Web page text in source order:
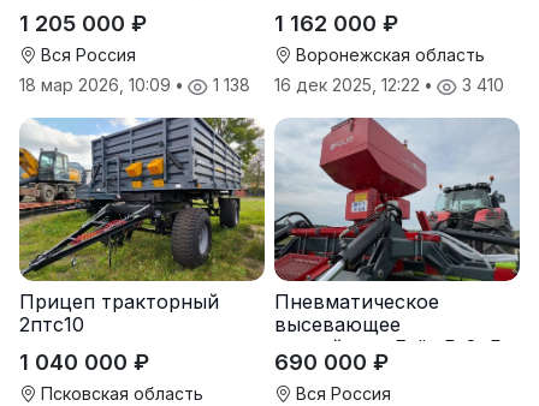
1 205 000 ₽
Вся Россия
18 мар 2026, 10:09 • 1 138
1 162 000 ₽
Воронежская область
16 дек 2025, 12:22 • 3 410
Прицеп тракторный
2птс10
1 040 000 ₽
Псковская область
Пневматическое
высевающее
устройство Folio R-8, R-
12
690 000 ₽
Вся Россия